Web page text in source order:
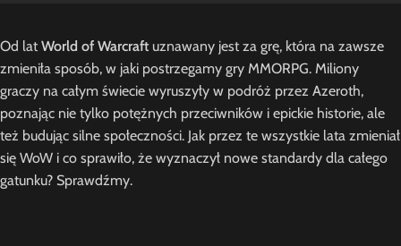
Od lat World of Warcraftuznawany jest za grę, która na zawsze
zmieniła sposób, w jaki postrzegamy gry MMORPG. Miliony
graczy na całym świecie wyruszyły w podróż przez Azeroth,
poznając nie tylko potężnych przeciwników i epickie historie, ale
też budując silne społeczności. Jak przez te wszystkie lata zmieniał
się WoW i co sprawiło, że wyznaczył nowe standardy dla całego
gatunku? Sprawdźmy.